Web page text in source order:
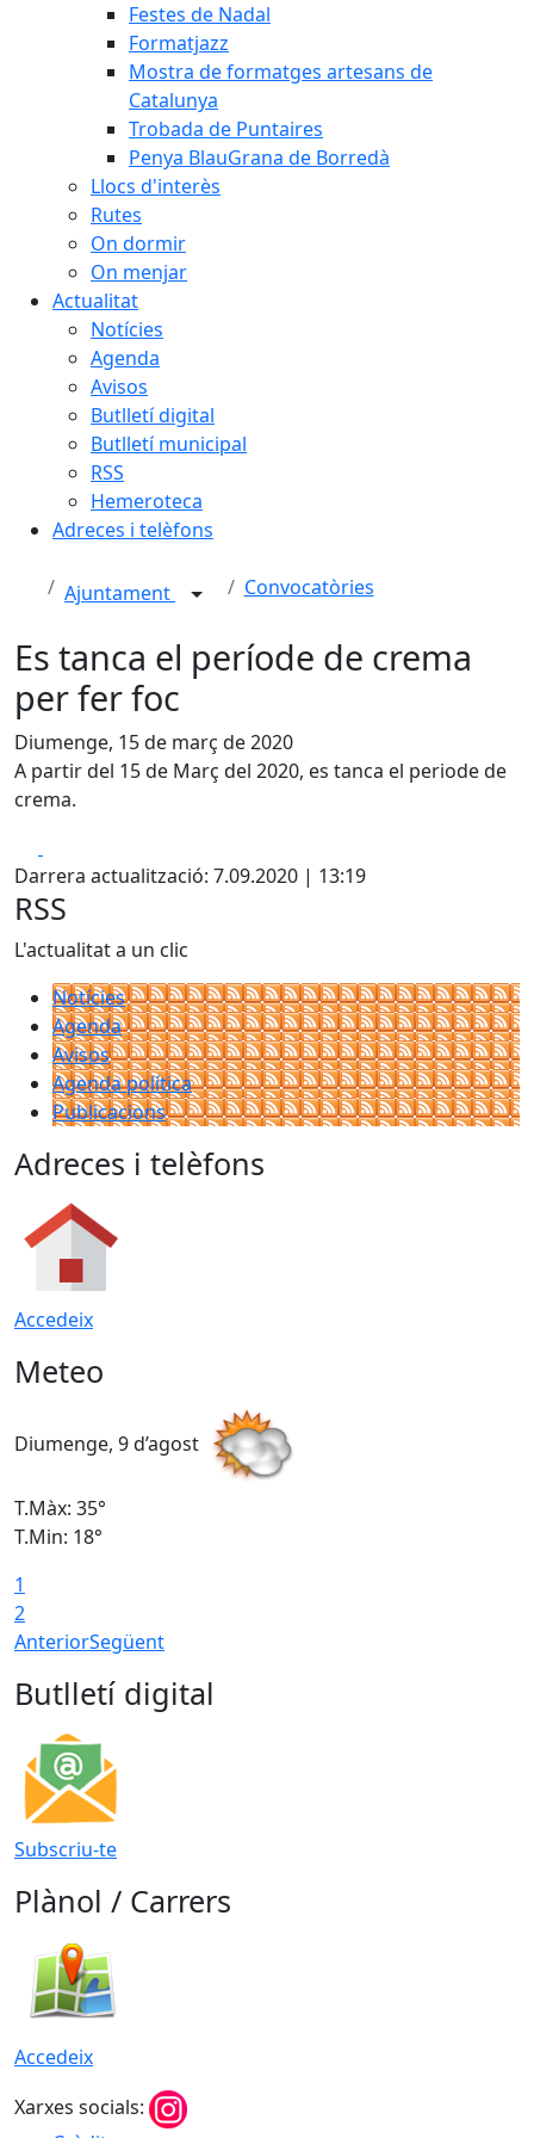
Festes de Nadal
Formatjazz
Mostra de formatges artesans de
Catalunya
Trobada de Puntaires
Penya BlauGrana de Borredà
Llocs d'interès
Rutes
On dormir
On menjar
Actualitat
Notícies
Agenda
Avisos
Butlletí digital
Butlletí municipal
RSS
Hemeroteca
Adreces i telèfons
Ajuntament Convocatòries
Es tanca el període de crema
per fer foc
Diumenge, 15 de març de 2020
A partir del 15 de Març del 2020, es tanca el periode de
crema.
Darrera actualització: 7.09.2020 | 13:19
RSS
L'actualitat a un clic
Notícies
Agenda
Avisos
Agenda política
Publicacions
Adreces i telèfons
Accedeix
Meteo
Diumenge, 9 d’agost
T.Màx: 35°
T.Min: 18°
1
2
AnteriorSegüent
Butlletí digital
Subscriu-te
Plànol / Carrers
Accedeix
Xarxes socials: